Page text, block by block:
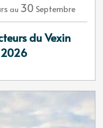
au 30 Septembre
du Vexin